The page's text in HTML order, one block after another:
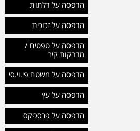
הדפסה על דלתות
הדפסה על זכוכית
הדפסה על טפטים /
מדבקות קיר
הדפסה על משטח פי.וי.סי
הדפסה על עץ
הדפסה על פרספקס